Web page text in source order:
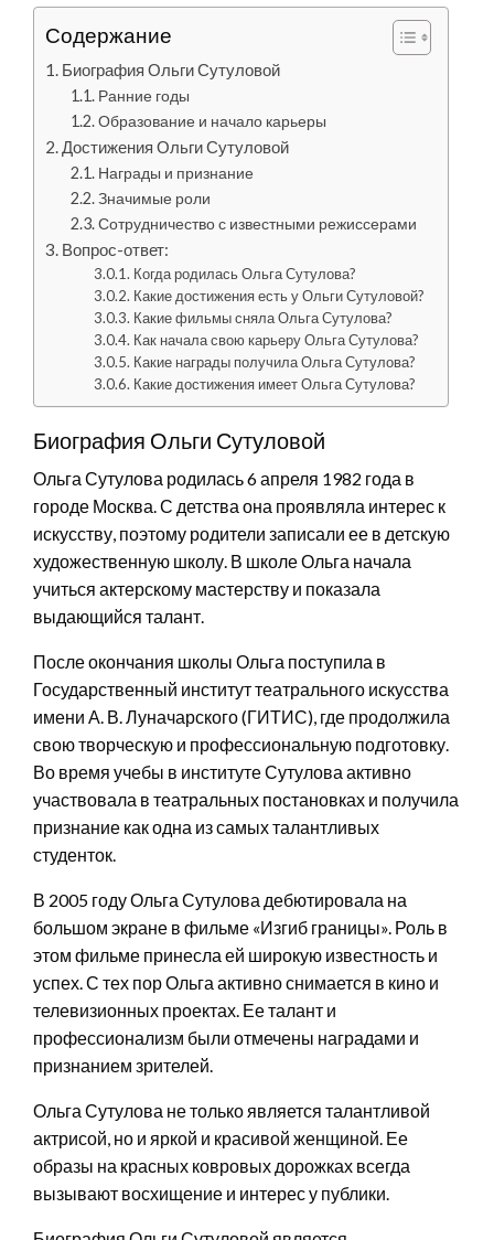
Содержание
Биография Ольги Сутуловой
Ранние годы
Образование и начало карьеры
Достижения Ольги Сутуловой
Награды и признание
Значимые роли
Сотрудничество с известными режиссерами
Вопрос-ответ:
Когда родилась Ольга Сутулова?
Какие достижения есть у Ольги Сутуловой?
Какие фильмы сняла Ольга Сутулова?
Как начала свою карьеру Ольга Сутулова?
Какие награды получила Ольга Сутулова?
Какие достижения имеет Ольга Сутулова?
Биография Ольги Сутуловой
Ольга Сутулова родилась 6 апреля 1982 года в
городе Москва. С детства она проявляла интерес к
искусству, поэтому родители записали ее в детскую
художественную школу. В школе Ольга начала
учиться актерскому мастерству и показала
выдающийся талант.
После окончания школы Ольга поступила в
Государственный институт театрального искусства
имени А. В. Луначарского (ГИТИС), где продолжила
свою творческую и профессиональную подготовку.
Во время учебы в институте Сутулова активно
участвовала в театральных постановках и получила
признание как одна из самых талантливых
студенток.
В 2005 году Ольга Сутулова дебютировала на
большом экране в фильме «Изгиб границы». Роль в
этом фильме принесла ей широкую известность и
успех. С тех пор Ольга активно снимается в кино и
телевизионных проектах. Ее талант и
профессионализм были отмечены наградами и
признанием зрителей.
Ольга Сутулова не только является талантливой
актрисой, но и яркой и красивой женщиной. Ее
образы на красных ковровых дорожках всегда
вызывают восхищение и интерес у публики.